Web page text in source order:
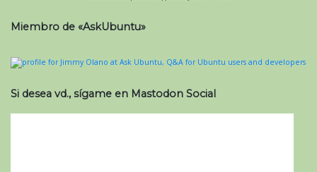
Miembro de «AskUbuntu»
Si desea vd., sígame en Mastodon Social